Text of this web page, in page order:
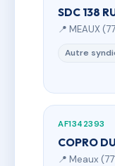
SDC 138
📍 MEAUX
Autre
AF1342393
COPRO
📍 Meaux